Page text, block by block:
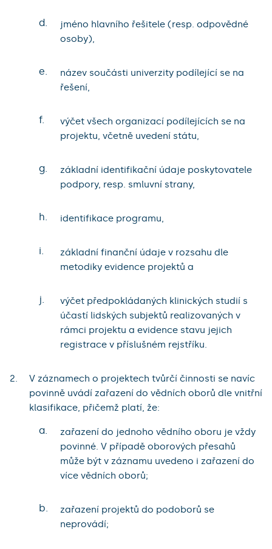
d.
jméno hlavního řešitele (resp. odpovědné
osoby),
e.
název součásti univerzity podílející se na
řešení,
f.
výčet všech organizací podílejících se na
projektu, včetně uvedení státu,
g.
základní identifikační údaje poskytovatele
podpory, resp. smluvní strany,
h. identifikace programu,
i.
základní finanční údaje v rozsahu dle
metodiky evidence projektů a
j.
výčet předpokládaných klinických studií s
účastí lidských subjektů realizovaných v
rámci projektu a evidence stavu jejich
registrace v příslušném rejstříku.
V záznamech o projektech tvůrčí činnosti se navíc
povinně uvádí zařazení do vědních oborů dle vnitřní
klasifikace, přičemž platí, že:
a.
zařazení do jednoho vědního oboru je vždy
povinné. V případě oborových přesahů
může být v záznamu uvedeno i zařazení do
více vědních oborů;
b.
zařazení projektů do podoborů se
neprovádí;